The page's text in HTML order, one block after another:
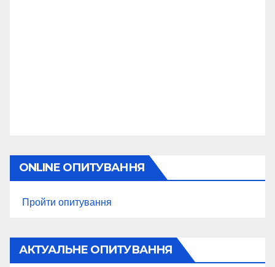
ONLINE ОПИТУВАННЯ
Пройти опитування
АКТУАЛЬНЕ ОПИТУВАННЯ